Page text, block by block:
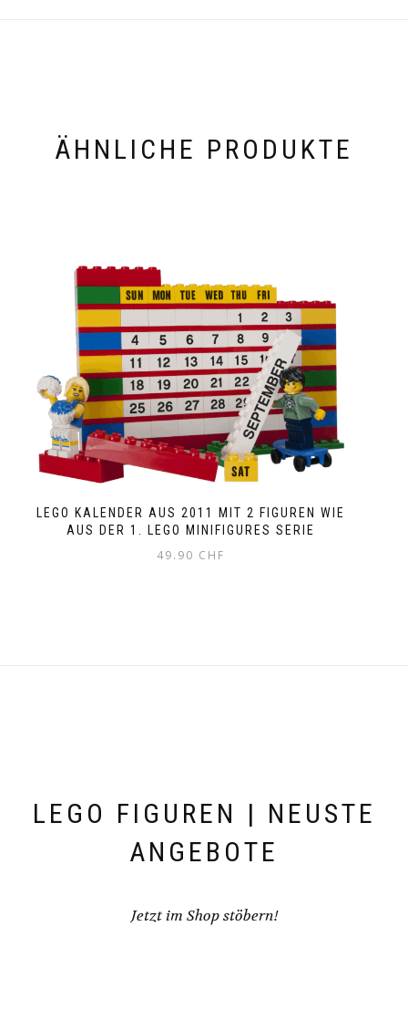
ÄHNLICHE PRODUKTE
LEGO KALENDER AUS 2011 MIT 2 FIGUREN WIE
AUS DER 1. LEGO MINIFIGURES SERIE
49.90 CHF
LEGO FIGUREN | NEUSTE
ANGEBOTE
Jetzt im Shop stöbern!